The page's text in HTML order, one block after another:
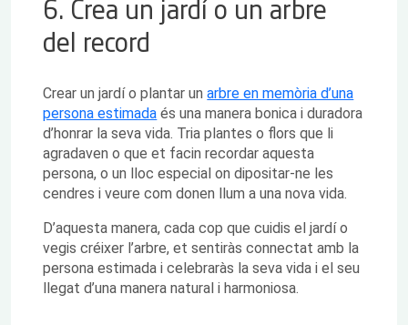
6. Crea un jardí o un arbre
del record
Crear un jardí o plantar unarbre en memòria d’una
persona estimada és una manera bonica i duradora
d’honrar la seva vida. Tria plantes o flors que li
agradaven o que et facin recordar aquesta
persona, o un lloc especial on dipositar-ne les
cendres i veure com donen llum a una nova vida.
D’aquesta manera, cada cop que cuidis el jardí o
vegis créixer l’arbre, et sentiràs connectat amb la
persona estimada i celebraràs la seva vida i el seu
llegat d’una manera natural i harmoniosa.